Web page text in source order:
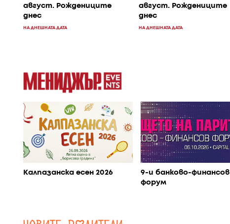
август. Рождениците
днес
НА ДНЕШНАТА ДАТА
август. Рождениците
днес
НА ДНЕШНАТА ДАТА
Калпазанска есен 2026
9-и банково-финансов
форум